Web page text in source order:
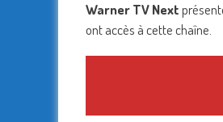
Warner TV Next
ont accès à cette chaîne.